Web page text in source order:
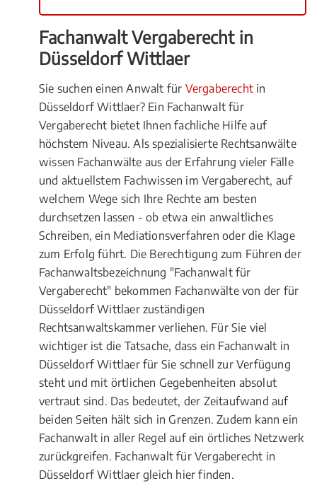
Fachanwalt Vergaberecht in
Düsseldorf Wittlaer
Sie suchen einen Anwalt für Vergaberecht in
Düsseldorf Wittlaer? Ein Fachanwalt für
Vergaberecht bietet Ihnen fachliche Hilfe auf
höchstem Niveau. Als spezialisierte Rechtsanwälte
wissen Fachanwälte aus der Erfahrung vieler Fälle
und aktuellstem Fachwissen im Vergaberecht, auf
welchem Wege sich Ihre Rechte am besten
durchsetzen lassen - ob etwa ein anwaltliches
Schreiben, ein Mediationsverfahren oder die Klage
zum Erfolg führt. Die Berechtigung zum Führen der
Fachanwaltsbezeichnung "Fachanwalt für
Vergaberecht" bekommen Fachanwälte von der für
Düsseldorf Wittlaer zuständigen
Rechtsanwaltskammer verliehen. Für Sie viel
wichtiger ist die Tatsache, dass ein Fachanwalt in
Düsseldorf Wittlaer für Sie schnell zur Verfügung
steht und mit örtlichen Gegebenheiten absolut
vertraut sind. Das bedeutet, der Zeitaufwand auf
beiden Seiten hält sich in Grenzen. Zudem kann ein
Fachanwalt in aller Regel auf ein örtliches Netzwerk
zurückgreifen. Fachanwalt für Vergaberecht in
Düsseldorf Wittlaer gleich hier finden.